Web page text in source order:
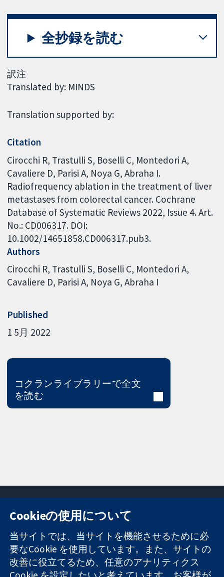
全抄録を読む
訳注
Translated by: MINDS
Translation supported by:
Citation
Cirocchi R, Trastulli S, Boselli C, Montedori A,
Cavaliere D, Parisi A, Noya G, Abraha I.
Radiofrequency ablation in the treatment of liver
metastases from colorectal cancer. Cochrane
Database of Systematic Reviews 2022, Issue 4. Art.
No.: CD006317. DOI:
10.1002/14651858.CD006317.pub3.
Authors
Cirocchi R Trastulli S Boselli C Montedori A
Cavaliere D Parisi A Noya G Abraha I
Published
1 5月 2022
コクランライブラリーで全文
を読む
信頼できるエビ
デンスと
情報に基づく意
11-13 Cavendish
Square
London
W1G 0AN
United Kingdom
お問い合わせ
ニュース
広報
コクランにつ
いて
Cookieの使用について
当サイトでは、当サイトを機能させるために必
要なCookie を使用しています。また、サイトの
改善に役立てるため、任意のアナリティクス